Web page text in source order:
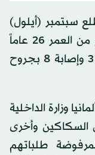
سبتمبر (أيلول)
الماضي، حيث نفذ لاجئ سوري يبلغ من العمر 26 عاماً
عملية طعن جماعية أدت إلى مقتل 3 وإصابة 8 بجروح
وزارة الداخلية
السكاكين وأخرى
طلباتهم